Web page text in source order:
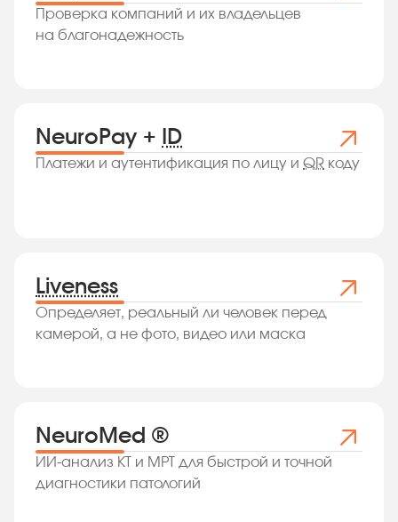
Проверка компаний и их владельцев
на благонадежность
NeuroPay + ID
Платежи и аутентификация по лицу и QR коду
Liveness
Определяет, реальный ли человек перед
камерой, а не фото, видео или маска
NeuroMed ®
ИИ-анализ КТ и МРТ для быстрой и точной
диагностики патологий